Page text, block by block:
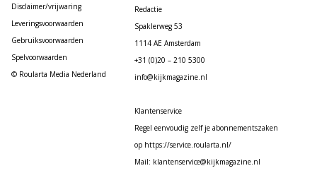
Disclaimer/vrijwaring
Leveringsvoorwaarden
Gebruiksvoorwaarden
Spelvoorwaarden
© Roularta Media Nederland
Redactie
Spaklerweg 53
1114 AE Amsterdam
+31 (0)20 – 210 5300
info@kijkmagazine.nl
Klantenservice
Regel eenvoudig zelf je abonnementszaken
op https://service.roularta.nl/
Mail: klantenservice@kijkmagazine.nl